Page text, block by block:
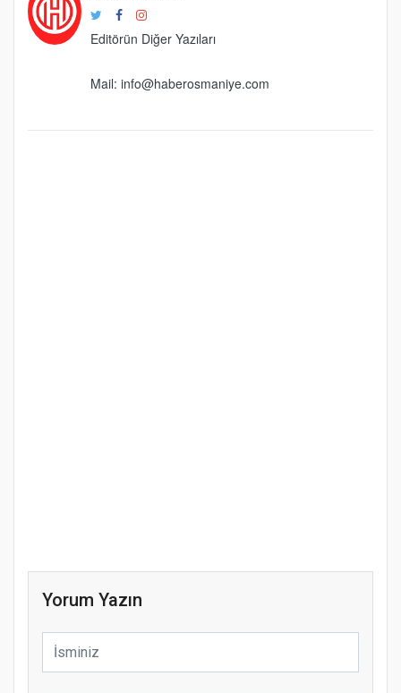
Editörün Diğer Yazıları
Mail: info@haberosmaniye.com
Yorum Yazın